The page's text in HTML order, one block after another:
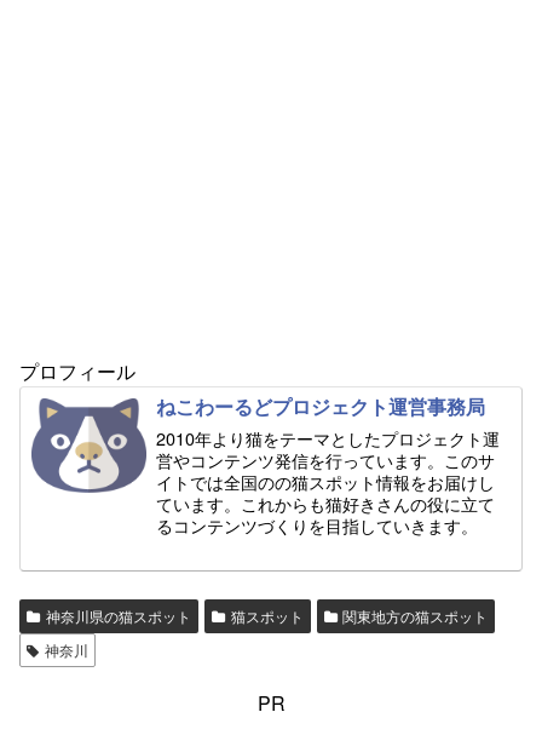
プロフィール
ねこわーるどプロジェクト運営事務局
2010年より猫をテーマとしたプロジェクト運
営やコンテンツ発信を行っています。このサ
イトでは全国のの猫スポット情報をお届けし
ています。これからも猫好きさんの役に立て
るコンテンツづくりを目指していきます。
神奈川県の猫スポット 猫スポット
関東地方の猫スポット
神奈川
PR